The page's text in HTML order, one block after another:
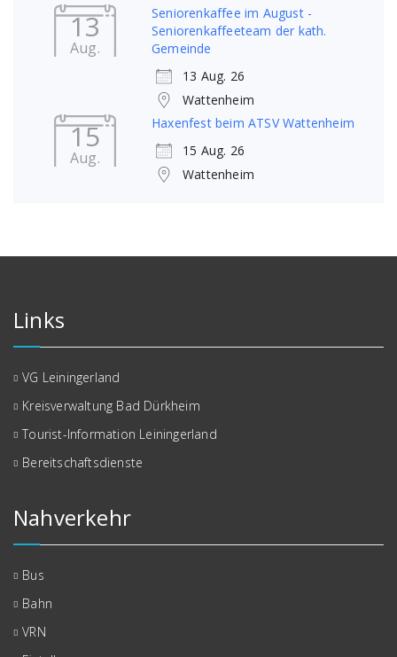
13
Aug.
Seniorenkaffee im August -
Seniorenkaffeeteam der kath.
Gemeinde
13 Aug. 26
Wattenheim
15
Aug.
Haxenfest beim ATSV Wattenheim
15 Aug. 26
Wattenheim
Links
VG Leiningerland
Kreisverwaltung Bad Dürkheim
Tourist-Information Leiningerland
Bereitschaftsdienste
Nahverkehr
Bus
Bahn
VRN